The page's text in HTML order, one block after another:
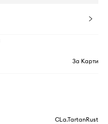
За Карти
CLa.TartanRust